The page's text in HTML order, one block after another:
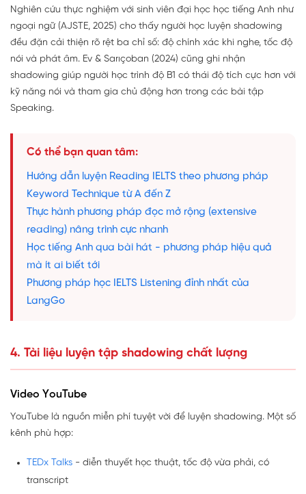
Nghiên cứu thực nghiệm với sinh viên đại học học tiếng Anh như
ngoại ngữ (AJSTE, 2025) cho thấy người học luyện shadowing
đều đặn cải thiện rõ rệt ba chỉ số: độ chính xác khi nghe, tốc độ
nói và phát âm. Ev & Sarıçoban (2024) cũng ghi nhận
shadowing giúp người học trình độ B1 có thái độ tích cực hơn với
kỹ năng nói và tham gia chủ động hơn trong các bài tập
Speaking.
Có thể bạn quan tâm:
Hướng dẫn luyện Reading IELTS theo phương pháp
Keyword Technique từ A đến Z
Thực hành phương pháp đọc mở rộng (extensive
reading) nâng trình cực nhanh
Học tiếng Anh qua bài hát - phương pháp hiệu quả
mà ít ai biết tới
Phương pháp học IELTS Listening đỉnh nhất của
LangGo
4. Tài liệu luyện tập shadowing chất lượng
Video YouTube
YouTube là nguồn miễn phí tuyệt vời để luyện shadowing. Một số
kênh phù hợp:
TEDx Talks - diễn thuyết học thuật, tốc độ vừa phải, có
transcript